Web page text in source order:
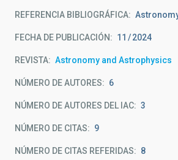
REFERENCIA BIBLIOGRÁFICA
FECHA DE PUBLICACIÓN: 11 2024
REVISTA Astronomy and Astrophysics
NÚMERO DE AUTORES 6
NÚMERO DE AUTORES DEL IAC 3
NÚMERO DE CITAS 9
NÚMERO DE CITAS REFERIDAS 8